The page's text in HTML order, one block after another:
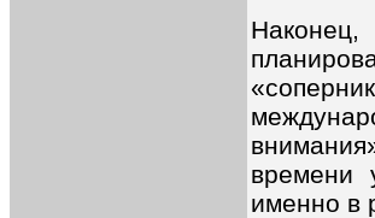
времени
именно в